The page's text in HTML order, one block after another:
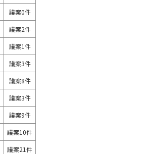
議案0件
議案2件
議案1件
議案3件
議案8件
議案3件
議案9件
議案10件
議案21件